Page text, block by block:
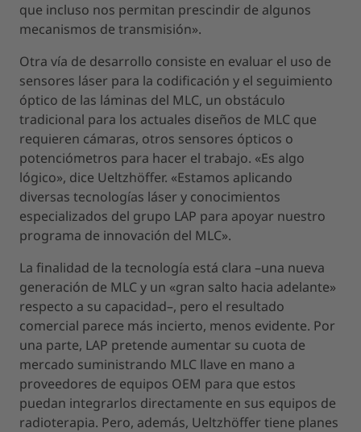
que incluso nos permitan prescindir de algunos
mecanismos de transmisión».
Otra vía de desarrollo consiste en evaluar el uso de
sensores láser para la codificación y el seguimiento
óptico de las láminas del MLC, un obstáculo
tradicional para los actuales diseños de MLC que
requieren cámaras, otros sensores ópticos o
potenciómetros para hacer el trabajo. «Es algo
lógico», dice Ueltzhöffer. «Estamos aplicando
diversas tecnologías láser y conocimientos
especializados del grupo LAP para apoyar nuestro
programa de innovación del MLC».
La finalidad de la tecnología está clara –una nueva
generación de MLC y un «gran salto hacia adelante»
respecto a su capacidad–, pero el resultado
comercial parece más incierto, menos evidente. Por
una parte, LAP pretende aumentar su cuota de
mercado suministrando MLC llave en mano a
proveedores de equipos OEM para que estos
puedan integrarlos directamente en sus equipos de
radioterapia. Pero, además, Ueltzhöffer tiene planes